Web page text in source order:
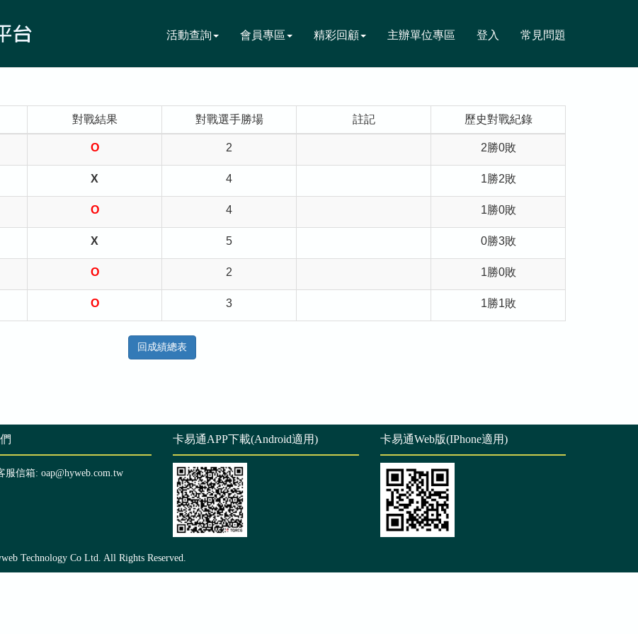
活動查詢 會員專區 精彩回顧 主辦單位專區 登入 常見問題
對戰結果 對戰選手勝場 註記 歷史對戰紀錄
O 2 2勝0敗
X 4 1勝2敗
O 4 1勝0敗
X 5 0勝3敗
O 2 1勝0敗
O 3 1勝1敗
回成績總表
服信箱: oap@hyweb.com.tw
卡易通APP下載(Android適用) 卡易通Web版(IPhone適用)
Technology Co Ltd. All Rights Reserved.